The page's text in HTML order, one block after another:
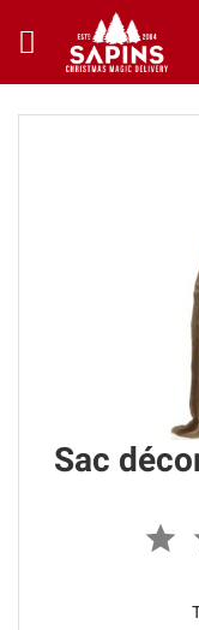
Sac